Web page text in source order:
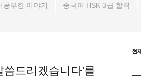
공부한 이야기 중국어 HSK 3급 합격
드리겠습니다'를
현